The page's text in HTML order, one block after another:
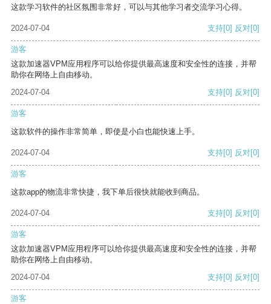
这款学习软件的社区氛围非常好，可以与其他学习者交流学习心得。
2024-07-04 支持[0] 反对[0]
游客
这款加速器VPM应用程序可以给你提供最高速度和安全性的连接，并帮
助你在网络上自由移动。
2024-07-04
支持[0] 反对[0]
游客
这款软件的操作非常简单，即使是小白也能快速上手。
2024-07-04 支持[0] 反对[0]
游客
这款app的物流非常快捷，我下单后很快就能收到商品。
2024-07-04 支持[0] 反对[0]
游客
这款加速器VPM应用程序可以给你提供最高速度和安全性的连接，并帮
助你在网络上自由移动。
2024-07-04
支持[0] 反对[0]
游客